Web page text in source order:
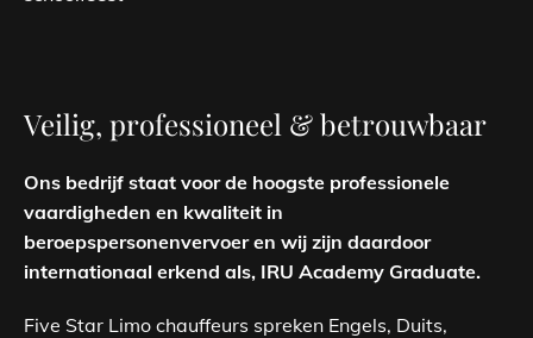
Veilig, professioneel & betrouwbaar
Ons bedrijf staat voor de hoogste professionele
vaardigheden en kwaliteit in
beroepspersonenvervoer en wij zijn daardoor
internationaal erkend als, IRU Academy Graduate.
Five Star Limo chauffeurs spreken Engels, Duits,